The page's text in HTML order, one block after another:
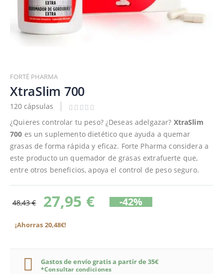
al
comienzo
de
la
galería
de
imágenes
FORTÉ PHARMA
XtraSlim 700
120 cápsulas
¿Quieres controlar tu peso? ¿Deseas adelgazar? XtraSlim
700 es un suplemento dietético que ayuda a quemar
grasas de forma rápida y eficaz. Forte Pharma considera a
este producto un quemador de grasas extrafuerte que,
entre otros beneficios, apoya el control de peso seguro.
48,43 € 27,95 € -42%
¡Ahorras 20,48€!
Gastos de envío gratis a partir de 35€
*Consultar condiciones